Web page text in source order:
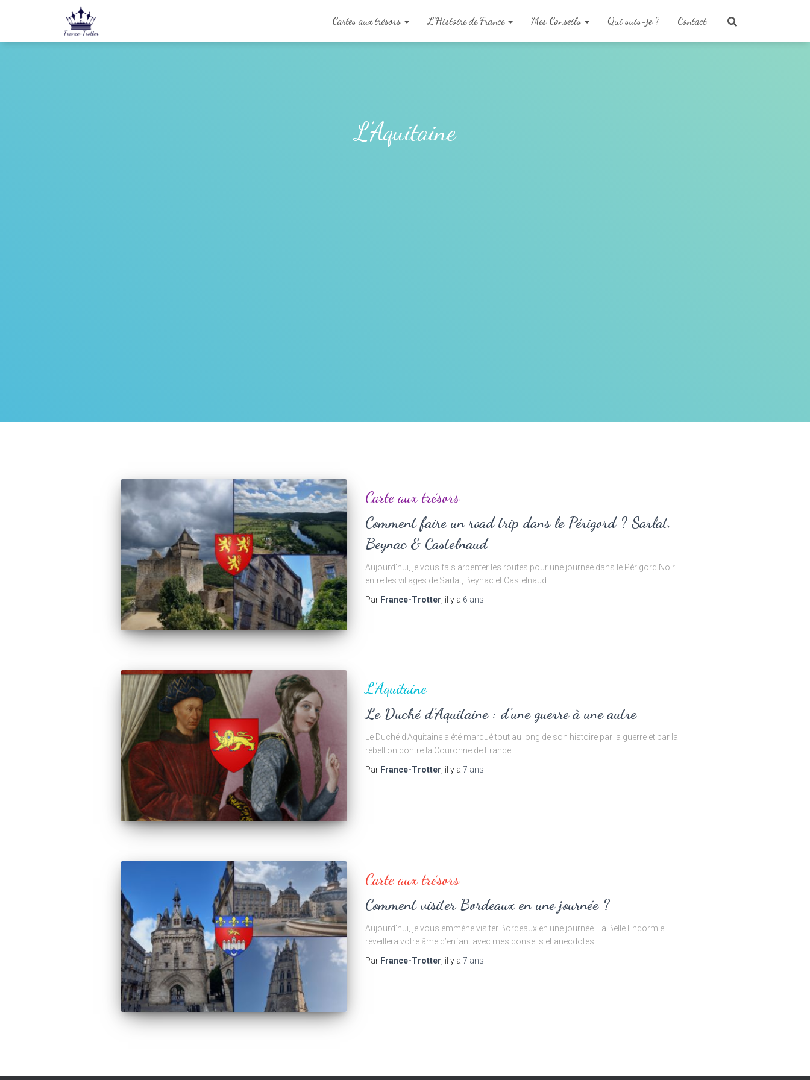
Cartes aux trésors L’Histoire de France Mes Conseils Qui suis-je ? Contact
L’Aquitaine
Carte aux trésors
Comment faire un road trip dans le Périgord ? Sarlat,
Beynac & Castelnaud
Aujourd’hui, je vous fais arpenter les routes pour une journée dans le Périgord Noir
entre les villages de Sarlat, Beynac et Castelnaud.
Par France-Trotter , il y a 6 ans
L'Aquitaine
Le Duché d’Aquitaine : d’une guerre à une autre
Le Duché d’Aquitaine a été marqué tout au long de son histoire par la guerre et par la
rébellion contre la Couronne de France.
Par France-Trotter , il y a 7 ans
Carte aux trésors
Comment visiter Bordeaux en une journée ?
Aujourd’hui, je vous emmène visiter Bordeaux en une journée. La Belle Endormie
réveillera votre âme d’enfant avec mes conseils et anecdotes.
Par France-Trotter , il y a 7 ans